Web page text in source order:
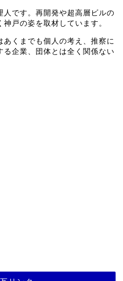
人です。再開発や超高層ビルの
戸の姿を取材しています。
あくまでも個人の考え、推察に
企業、団体とは全く関係ない